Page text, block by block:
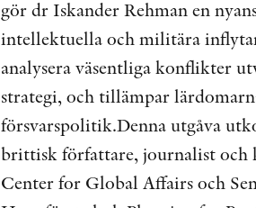
gör dr Iskander Rehman en
intellektuella och militära
analysera väsentliga konflikter
strategi, och tillämpar
försvarspolitik.Denna utgåva
brittisk författare, journalist och
Center for Global Affairs och